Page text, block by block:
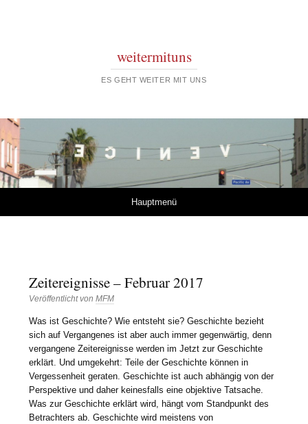
weitermituns
ES GEHT WEITER MIT UNS
Hauptmenü
Zeitereignisse – Februar 2017
Veröffentlicht vonMFM
Was ist Geschichte? Wie entsteht sie? Geschichte bezieht
sich auf Vergangenes ist aber auch immer gegenwärtig, denn
vergangene Zeitereignisse werden im Jetzt zur Geschichte
erklärt. Und umgekehrt: Teile der Geschichte können in
Vergessenheit geraten. Geschichte ist auch abhängig von der
Perspektive und daher keinesfalls eine objektive Tatsache.
Was zur Geschichte erklärt wird, hängt vom Standpunkt des
Betrachters ab. Geschichte wird meistens von